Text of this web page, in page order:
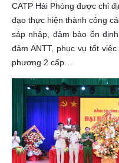
CATP Hải Phòng được chỉ
đạo thực hiện thành công
sáp nhập, đảm bảo ổn
đảm ANTT, phục vụ tốt
phương 2 cấp…